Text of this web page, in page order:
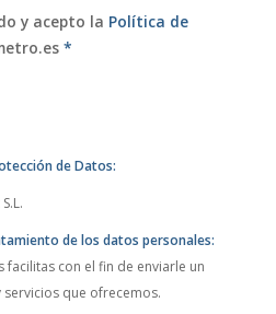
y acepto la Política de
*
de Datos:
de los datos personales:
con el fin de enviarle un
que ofrecemos.